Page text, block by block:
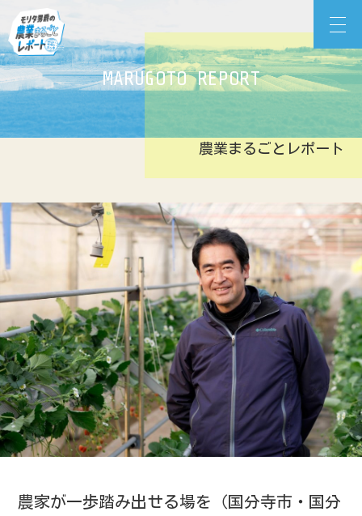
content
モリタ男爵の農業まるごとレポート
MARUGOTO REPORT
農業まるごとレポート
農家が一歩踏み出せる場を（国分寺市・国分